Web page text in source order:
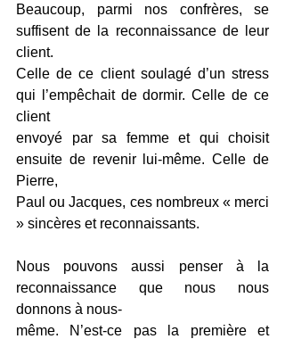
Beaucoup, parmi nos confrères, se
suffisent de la reconnaissance de leur
client.
Celle de ce client soulagé d’un stress
qui l’empêchait de dormir. Celle de ce
client
envoyé par sa femme et qui choisit
ensuite de revenir lui-même. Celle de
Pierre,
Paul ou Jacques, ces nombreux « merci
» sincères et reconnaissants.
Nous pouvons aussi penser à la
reconnaissance que nous nous
donnons à nous-
même. N’est-ce pas la première et